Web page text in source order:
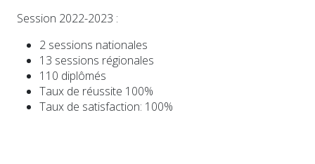
Session 2022-2023 :
2 sessions nationales
13 sessions régionales
110 diplômés
Taux de réussite 100%
Taux de satisfaction: 100%